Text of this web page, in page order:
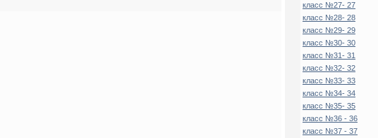
класс №27- 27
класс №28- 28
класс №29- 29
класс №30- 30
класс №31- 31
класс №32- 32
класс №33- 33
класс №34- 34
класс №35- 35
класс №36 - 36
класс №37 - 37